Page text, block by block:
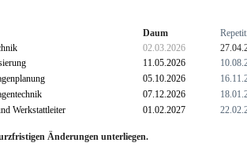
Daum
02.03.2026
11.05.2026
05.10.2026
07.12.2026
Werkstattleiter 01.02.2027
Änderungen unterliegen.